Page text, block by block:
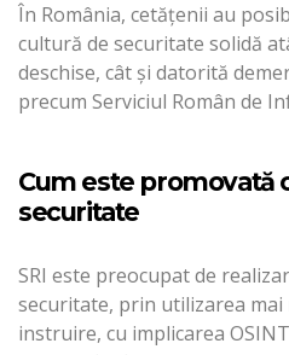
În România, cetățenii au
cultură de securitate solidă
deschise, cât și datorită
precum Serviciul Român de
Cum este promovată
securitate
SRI este preocupat de
securitate, prin utilizarea mai
instruire, cu implicarea